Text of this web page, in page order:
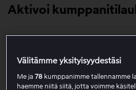
Aktivoi
auttaa sinua rekisteröimään
nykyisen tilisi tilaukseesi
Välitämme yksityisyydestäsi
Me ja78 kumppanimme tallennamme
haemme niitä siitä, jotta voimme